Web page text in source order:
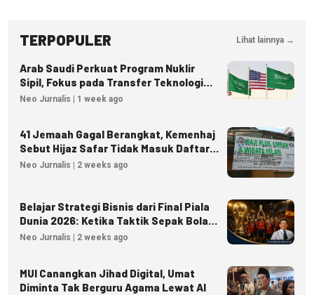
TERPOPULER Lihat lainnya →
Arab Saudi Perkuat Program Nuklir
Sipil, Fokus pada Transfer Teknologi
dan Kedaulatan Energi
Neo Jurnalis | 1 week ago
41 Jemaah Gagal Berangkat, Kemenhaj
Sebut Hijaz Safar Tidak Masuk Daftar
Resmi PPIU
Neo Jurnalis | 2 weeks ago
Belajar Strategi Bisnis dari Final Piala
Dunia 2026: Ketika Taktik Sepak Bola
Menjadi Inspirasi Kesuksesan Bisnis
Neo Jurnalis | 2 weeks ago
MUI Canangkan Jihad Digital, Umat
Diminta Tak Berguru Agama Lewat AI